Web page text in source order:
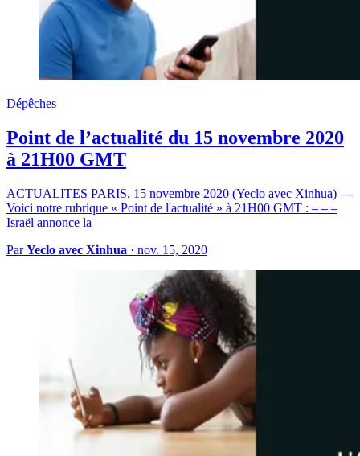
Dépêches
Point de l’actualité du 15 novembre 2020
à 21H00 GMT
ACTUALITES PARIS, 15 novembre 2020 (Yeclo avec Xinhua) —
Voici notre rubrique « Point de l'actualité » à 21H00 GMT : – – –
Israël annonce la
ParYeclo avec Xinhua · nov. 15, 2020